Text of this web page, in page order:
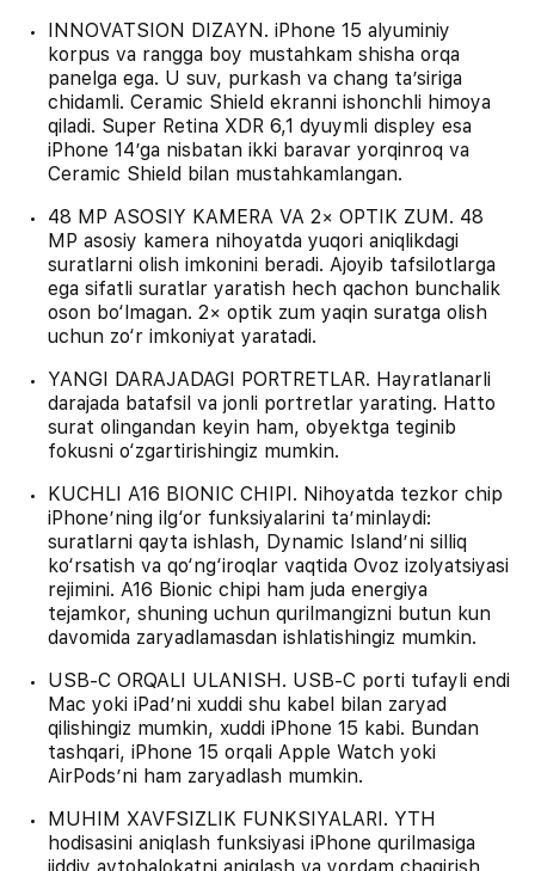
INNOVATSION DIZAYN. iPhone 15 alyuminiy
korpus va rangga boy mustahkam shisha orqa
panelga ega. U suv, purkash va chang taʼsiriga
chidamli. Ceramic Shield ekranni ishonchli himoya
qiladi. Super Retina XDR 6,1 dyuymli displey esa
iPhone 14’ga nisbatan ikki baravar yorqinroq va
Ceramic Shield bilan mustahkamlangan.
48 MP ASOSIY KAMERA VA 2× OPTIK ZUM. 48
MP asosiy kamera nihoyatda yuqori aniqlikdagi
suratlarni olish imkonini beradi. Ajoyib tafsilotlarga
ega sifatli suratlar yaratish hech qachon bunchalik
oson bo‘lmagan. 2× optik zum yaqin suratga olish
uchun zo‘r imkoniyat yaratadi.
YANGI DARAJADAGI PORTRETLAR. Hayratlanarli
darajada batafsil va jonli portretlar yarating. Hatto
surat olingandan keyin ham, obyektga teginib
fokusni o‘zgartirishingiz mumkin.
KUCHLI A16 BIONIC CHIPI. Nihoyatda tezkor chip
iPhone’ning ilg‘or funksiyalarini taʼminlaydi:
suratlarni qayta ishlash, Dynamic Island’ni silliq
ko‘rsatish va qo‘ng‘iroqlar vaqtida Ovoz izolyatsiyasi
rejimini. A16 Bionic chipi ham juda energiya
tejamkor, shuning uchun qurilmangizni butun kun
davomida zaryadlamasdan ishlatishingiz mumkin.
USB‑C ORQALI ULANISH. USB‑C porti tufayli endi
Mac yoki iPad’ni xuddi shu kabel bilan zaryad
qilishingiz mumkin, xuddi iPhone 15 kabi. Bundan
tashqari, iPhone 15 orqali Apple Watch yoki
AirPods’ni ham zaryadlash mumkin.
MUHIM XAVFSIZLIK FUNKSIYALARI. YTH
hodisasini aniqlash funksiyasi iPhone qurilmasiga